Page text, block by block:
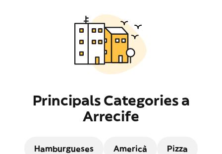
Principals Categories a
Arrecife
Hamburgueses Americà Pizza